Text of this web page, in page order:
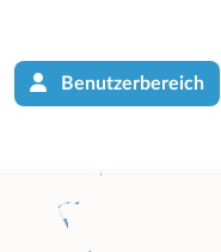
Benutzerbereich